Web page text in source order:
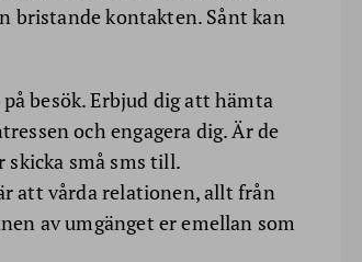
bristande kontakten. Sånt kan
besök. Erbjud dig att hämta
och engagera dig. Är de
skicka små sms till.
att vårda relationen, allt från
av umgänget er emellan som